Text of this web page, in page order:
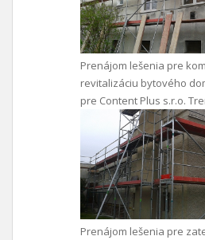
Prenájom lešenia pre
revitalizáciu bytového
pre Content Plus s.r.o.
Prenájom lešenia pre